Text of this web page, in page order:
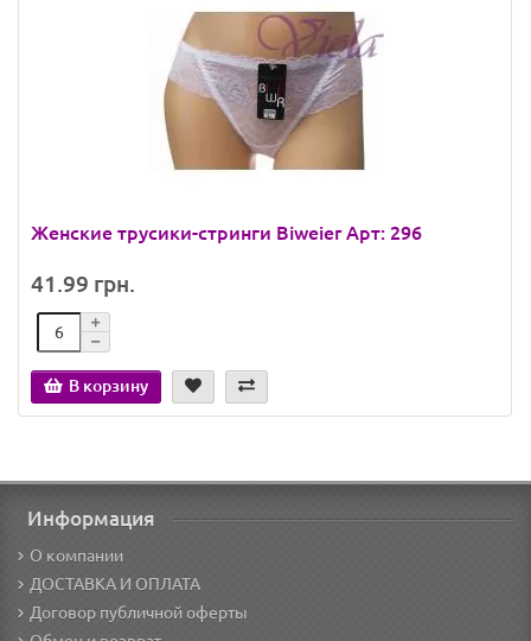
Женские трусики-стринги Biweier Арт: 296
41.99 грн.
В корзину
Информация
О компании
ДОСТАВКА И ОПЛАТА
Договор публичной оферты